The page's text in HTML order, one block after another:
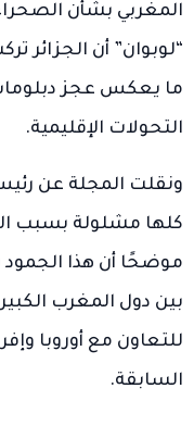
المغربي بشأن
“لوبوان” أن الجزائر
ما يعكس عجز
التحولات الإقليمية.
ونقلت المجلة عن
كلها مشلولة بسبب
موضحًا أن هذا الجمود
بين دول المغرب
للتعاون مع أوروبا
السابقة.